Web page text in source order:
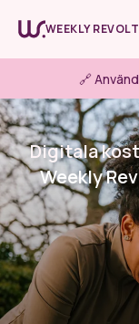
WEEKLY REVOLT
🔗
Digitala
Weekly